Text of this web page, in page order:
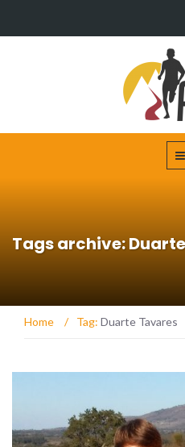
Tags archive:
Home / Tag: Duarte Tavares